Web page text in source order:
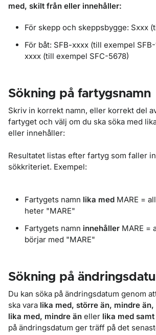
med, skilt från eller innehåller:
För skepp och skeppsbygge: Sxxx
För båt: SFB-xxxx (till exempel
xxxx (till exempel SFC-5678)
Sökning på fartygsnamn
Skriv in korrekt namn, eller korrekt del
fartyget och välj om du ska söka med
eller innehåller:
Resultatet listas efter fartyg som faller
sökkriteriet. Exempel:
Fartygets namn lika med MARE =
heter "MARE"
Fartygets namn innehåller MARE =
börjar med "MARE"
Sökning på
Du kan söka på ändringsdatum genom
ska vara lika med, större än, mindre
lika med, mindre än eller lika med
på ändringsdatum ger träff på det